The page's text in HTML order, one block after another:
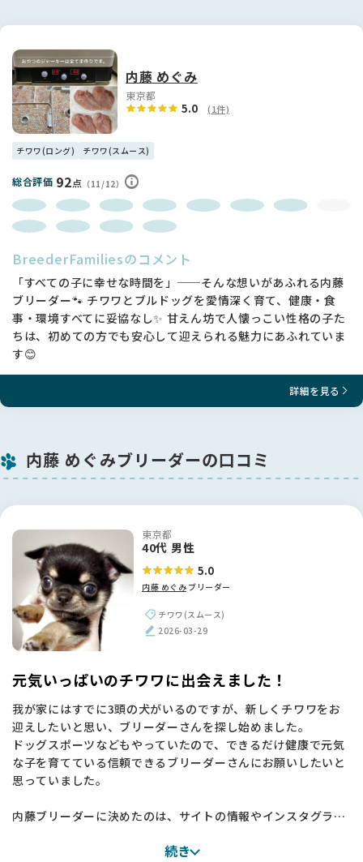
⚠️小学生以下のお子様居る方または高齢者(65歳以上)の方への
⚠️見学をご予約される際には、必ずご家族様同意の上でお願い
いたします。
また、ご見学を希望される方には飼育可能な状況であるか確認
の為いくつかご質問をさせていただきますので予めご了承くだ
さい。
何卒、ご理解とご了承のほど、よろしくお願い致します。
内藤 めぐみ
東京都
5.0 (1件)
チワワ(ロング) チワワ(スムース)
総合評価 92点 （11/12）
BreederFamiliesのコメント
「すべての子に幸せな時間を」──そんな想いがあふれる内藤
ブリーダー🐾 チワワとブルドッグを愛情深く育て、健康・食
事・環境すべてに妥協なし✨ 甘えん坊で人懐っこい性格の子た
ちは、初めての方でも安心して迎えられる魅力にあふれていま
す😊
詳細を見る
内藤 めぐみブリーダーの口コミ
東京都
40代 男性
5.0
内藤 めぐみ ブリーダー
チワワ(スムース)
2026-03-29
元気いっぱいのチワワに出会えました！
我が家にはすでに3頭の犬がいるのですが、新しくチワワをお
迎えしたいと思い、ブリーダーさんを探し始めました。
ドッグスポーツなどもやっていたので、できるだけ健康で元気
な子を育てている信頼できるブリーダーさんにお願いしたいと
思っていました。
内藤ブリーダーに決めたのは、サイトの情報やインスタグラム
実際にお会いしてみると、本当に丁寧にブリーディングをされ
続き